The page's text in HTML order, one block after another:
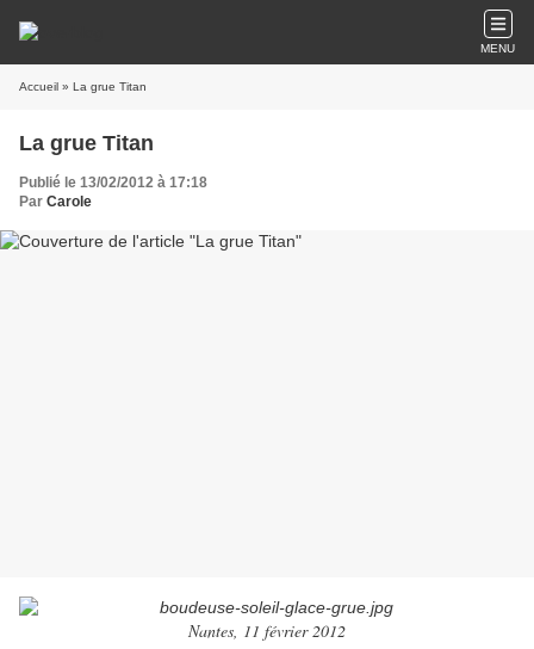
MENU
Accueil » La grue Titan
La grue Titan
Publié le 13/02/2012 à 17:18
Par Carole
Nantes, 11 février 2012